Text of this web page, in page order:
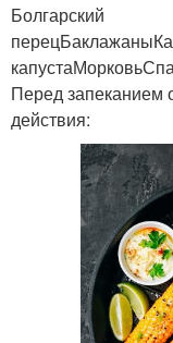
Болгарский
Перед
действия: